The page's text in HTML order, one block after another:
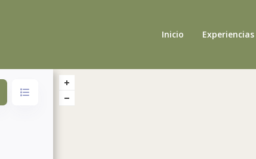
Inicio Experiencias